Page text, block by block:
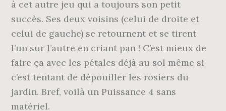
à cet autre jeu qui a toujours son petit
succès. Ses deux voisins (celui de droite et
celui de gauche) se retournent et se tirent
l’un sur l’autre en criant pan ! C’est mieux de
faire ça avec les pétales déjà au sol même si
c’est tentant de dépouiller les rosiers du
jardin. Bref, voilà un Puissance 4 sans
matériel.